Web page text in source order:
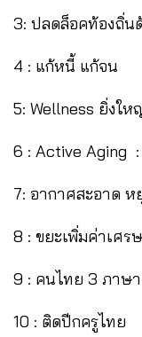
3: ปลดล็อคท้องถิ่น
4 : แก้หนี้ แก้จน
5: Wellness ยิ่งใ
6 : Active Aging
7: อากาศสะอาด ห
8 : ขยะเพิ่มค่าเศร
9 : คนไทย 3 ภาษา
10 : ติดปีกครูไทย